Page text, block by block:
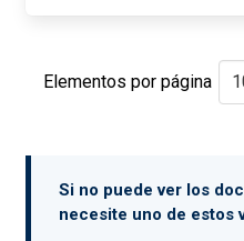
Elementos por página
Si no puede ver los
necesite uno de estos